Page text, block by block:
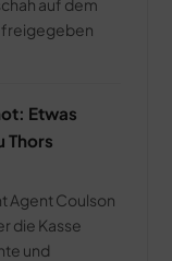
auf dem
freigegeben
Etwas
Thors
Agent Coulson
die Kasse
und